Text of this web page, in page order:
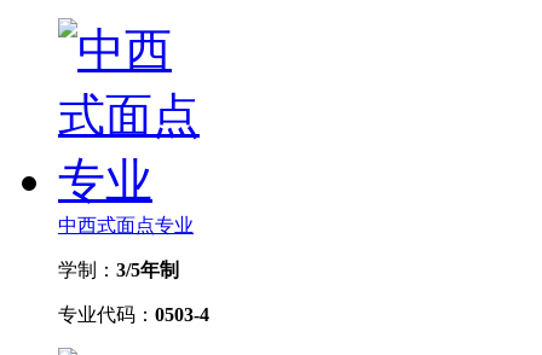
中西式面点专业
学制： 3/5年制
专业代码： 0503-4